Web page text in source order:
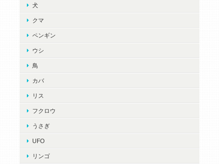
犬
クマ
ペンギン
ウシ
鳥
カバ
リス
フクロウ
うさぎ
UFO
リンゴ